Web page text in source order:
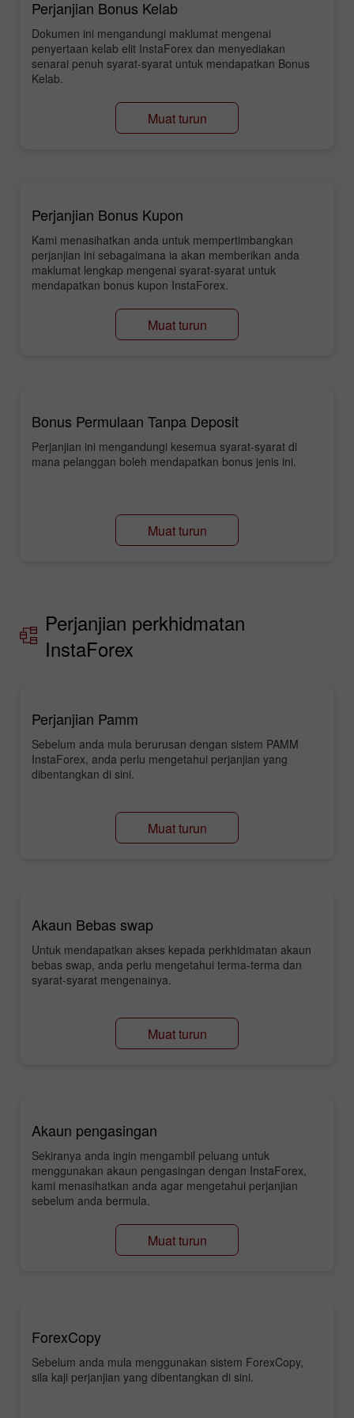
Perjanjian Bonus Kelab
Dokumen ini mengandungi maklumat mengenai
penyertaan kelab elit InstaForex dan menyediakan
senarai penuh syarat-syarat untuk mendapatkan Bonus
Kelab.
Muat turun
Perjanjian Bonus Kupon
Kami menasihatkan anda untuk mempertimbangkan
perjanjian ini sebagaimana ia akan memberikan anda
maklumat lengkap mengenai syarat-syarat untuk
mendapatkan bonus kupon InstaForex.
Muat turun
Bonus Permulaan Tanpa Deposit
Perjanjian ini mengandungi kesemua syarat-syarat di
mana pelanggan boleh mendapatkan bonus jenis ini.
Muat turun
Perjanjian perkhidmatan
InstaForex
Perjanjian Pamm
Sebelum anda mula berurusan dengan sistem PAMM
InstaForex, anda perlu mengetahui perjanjian yang
dibentangkan di sini.
Muat turun
Akaun Bebas swap
Untuk mendapatkan akses kepada perkhidmatan akaun
bebas swap, anda perlu mengetahui terma-terma dan
syarat-syarat mengenainya.
Muat turun
Akaun pengasingan
Sekiranya anda ingin mengambil peluang untuk
menggunakan akaun pengasingan dengan InstaForex,
kami menasihatkan anda agar mengetahui perjanjian
sebelum anda bermula.
Muat turun
ForexCopy
Sebelum anda mula menggunakan sistem ForexCopy,
sila kaji perjanjian yang dibentangkan di sini.